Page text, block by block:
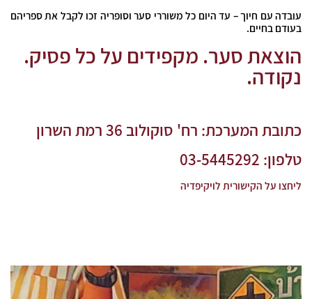
עובדה עם חיוך – עד היום כל משוררי סער וסופריה זכו לקבל את ספריהם
בעודם בחיים.
הוצאת סער. מקפידים על כל פסיק.
נקודה.
כתובת המערכת: רח' סוקולוב 36 רמת השרון
טלפון: 03-5445292
ליחצו על הקישורית לויקיפדיה